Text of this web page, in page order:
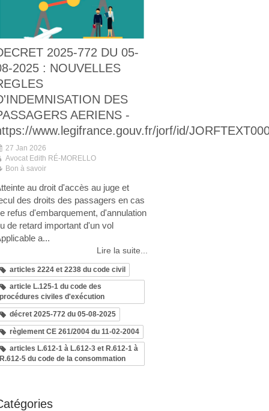
2025-772 DU 05-
2025 : NOUVELLES
DES
AERIENS -
www.legifrance.gouv.fr/jorf/id/
27 Jan 2026
Avocat Edith RÉ-MORELLO
Bon à savoir
au droit d'accès au juge et
des droits des passagers en cas
refus d'embarquement, d'annulation
de retard important d'un vol
a...
Lire la suite...
articles 2224 et 2238 du code civil
article L.125-1 du code des
procédures civiles d'exécution
décret 2025-772 du 05-08-2025
règlement CE 261/2004 du 11-02-2004
articles L.612-1 à L.612-3 et R.612-1 à
R.612-5 du code de la consommation